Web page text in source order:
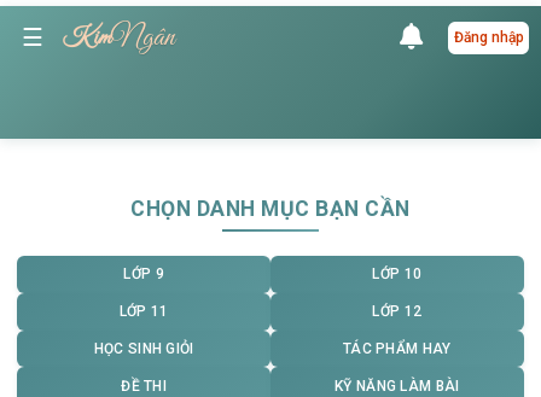
☰ KimNgân Đăng nhập
CHỌN DANH MỤC BẠN CẦN
LỚP 9 LỚP 10
LỚP 11 LỚP 12
HỌC SINH GIỎI TÁC PHẨM HAY
ĐỀ THI KỸ NĂNG LÀM BÀI